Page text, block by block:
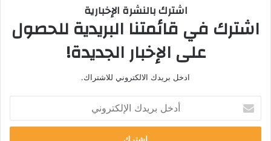
اشترك بالنشرة الإخبارية
اشترك في قائمتنا البريدية للحصول
على الإخبار الجديدة!
ادخل بريدك الالكتروني للاشتراك.
بريدك
الإلكتروني